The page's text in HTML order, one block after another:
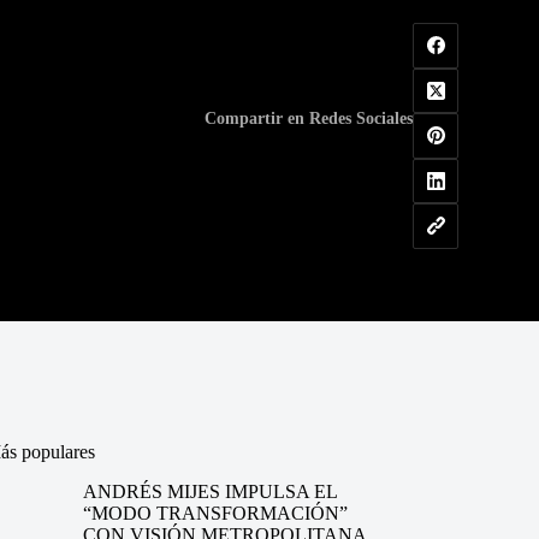
Compartir en Redes Sociales
populares
ANDRÉS MIJES IMPULSA EL
“MODO TRANSFORMACIÓN”
CON VISIÓN METROPOLITANA